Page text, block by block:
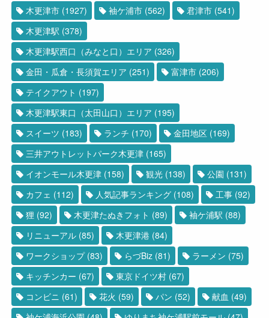
木更津市 (1927) 袖ケ浦市 (562) 君津市 (541)
木更津駅 (378)
木更津駅西口（みなと口）エリア (326)
金田・瓜倉・長須賀エリア (251) 富津市 (206)
テイクアウト (197)
木更津駅東口（太田山口）エリア (195)
スイーツ (183) ランチ (170) 金田地区 (169)
三井アウトレットパーク木更津 (165)
イオンモール木更津 (158) 観光 (138) 公園 (131)
カフェ (112) 人気記事ランキング (108) 工事 (92)
狸 (92) 木更津たぬきフォト (89) 袖ケ浦駅 (88)
リニューアル (85) 木更津港 (84)
ワークショップ(83) らづBiz (81) ラーメン (75)
キッチンカー (67) 東京ドイツ村 (67)
コンビニ (61) 花火 (59) パン (52) 献血 (49)